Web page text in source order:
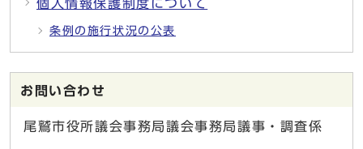
個人情報保護制度について
条例の施行状況の公表
お問い合わせ
尾鷲市役所議会事務局議会事務局議事・調査係